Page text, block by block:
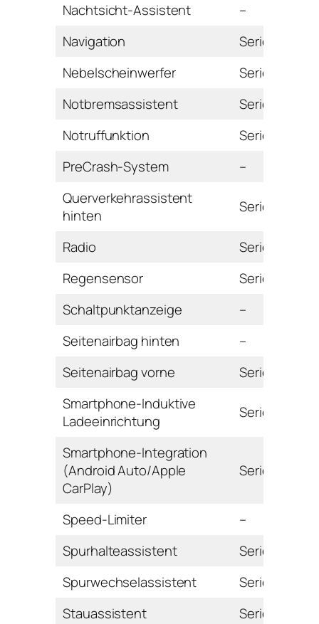
Nachtsicht-Assistent
–
Navigation
Serie
Nebelscheinwerfer
Serie
Notbremsassistent
Serie
Notruffunktion
Serie
PreCrash-System
–
Querverkehrassistent
hinten
Serie
Radio
Serie
Regensensor
Serie
Schaltpunktanzeige
–
Seitenairbag hinten
–
Seitenairbag vorne
Serie
Smartphone-Induktive
Ladeeinrichtung
Serie
Smartphone-Integration
(Android Auto/Apple
CarPlay)
Serie
Speed-Limiter
–
Spurhalteassistent
Serie
Spurwechselassistent
Serie
Stauassistent
Serie